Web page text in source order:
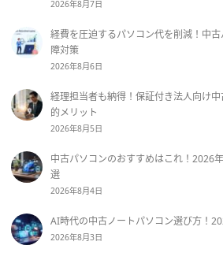
2026年8月7日
経費を圧迫するパソコン代を削減！中
障対策
2026年8月6日
経理担当者も納得！保証付き法人向け
的メリット
2026年8月5日
中古パソコンのおすすめはこれ！2026
選
2026年8月4日
AI時代の中古ノートパソコン選び方！
2026年8月3日